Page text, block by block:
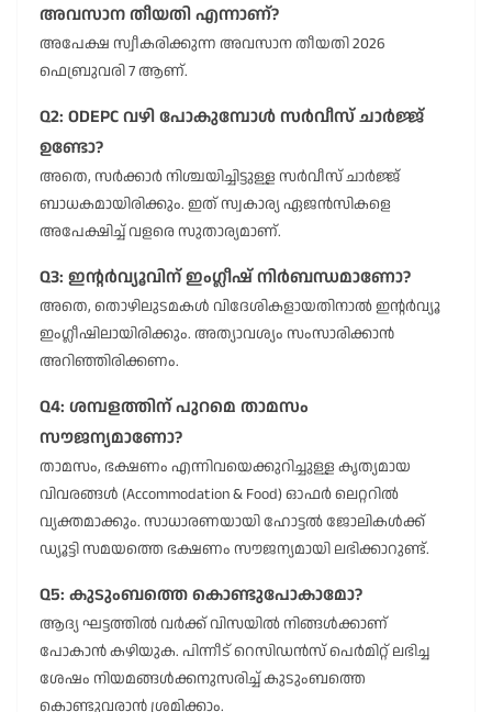
അവസാന തീയതി എന്നാണ്?
അപേക്ഷ സ്വീകരിക്കുന്ന അവസാന തീയതി 2026
ഫെബ്രുവരി 7 ആണ്.
Q2: ODEPC വഴി പോകുമ്പോൾ സർവീസ് ചാർജ്ജ്
ഉണ്ടോ?
അതെ, സർക്കാർ നിശ്ചയിച്ചിട്ടുള്ള സർവീസ് ചാർജ്ജ്
ബാധകമായിരിക്കും. ഇത് സ്വകാര്യ ഏജൻസികളെ
അപേക്ഷിച്ച് വളരെ സുതാര്യമാണ്.
Q3: ഇന്റർവ്യൂവിന് ഇംഗ്ലീഷ് നിർബന്ധമാണോ?
അതെ, തൊഴിലുടമകൾ വിദേശികളായതിനാൽ ഇന്റർവ്യൂ
ഇംഗ്ലീഷിലായിരിക്കും. അത്യാവശ്യം സംസാരിക്കാൻ
അറിഞ്ഞിരിക്കണം.
Q4: ശമ്പളത്തിന് പുറമെ താമസം
സൗജന്യമാണോ?
താമസം, ഭക്ഷണം എന്നിവയെക്കുറിച്ചുള്ള കൃത്യമായ
വിവരങ്ങൾ (Accommodation & Food) ഓഫർ ലെറ്ററിൽ
വ്യക്തമാക്കും. സാധാരണയായി ഹോട്ടൽ ജോലികൾക്ക്
ഡ്യൂട്ടി സമയത്തെ ഭക്ഷണം സൗജന്യമായി ലഭിക്കാറുണ്ട്.
Q5: കുടുംബത്തെ കൊണ്ടുപോകാമോ?
ആദ്യ ഘട്ടത്തിൽ വർക്ക് വിസയിൽ നിങ്ങൾക്കാണ്
പോകാൻ കഴിയുക. പിന്നീട് റെസിഡൻസ് പെർമിറ്റ് ലഭിച്ച
ശേഷം നിയമങ്ങൾക്കനുസരിച്ച് കുടുംബത്തെ
കൊണ്ടുവരാൻ ശ്രമിക്കാം.